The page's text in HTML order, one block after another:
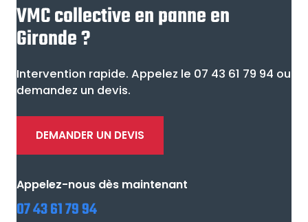
VMC collective en panne en
Gironde ?
Intervention rapide. Appelez le 07 43 61 79 94 ou
demandez un devis.
DEMANDER UN DEVIS
Appelez-nous dès maintenant
07 43 61 79 94